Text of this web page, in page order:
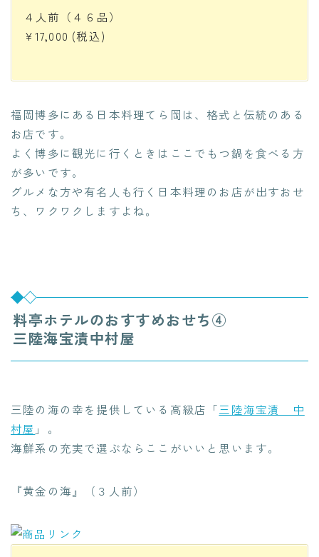
４人前（４６品）
¥17,000 (税込)
福岡博多にある日本料理てら岡は、格式と伝統のある
お店です。
よく博多に観光に行くときはここでもつ鍋を食べる方
が多いです。
グルメな方や有名人も行く日本料理のお店が出すおせ
ち、ワクワクしますよね。
料亭ホテルのおすすめおせち④
三陸海宝漬中村屋
三陸の海の幸を提供している高級店「三陸海宝漬 中
村屋 」。
海鮮系の充実で選ぶならここがいいと思います。
『黄金の海』（３人前）